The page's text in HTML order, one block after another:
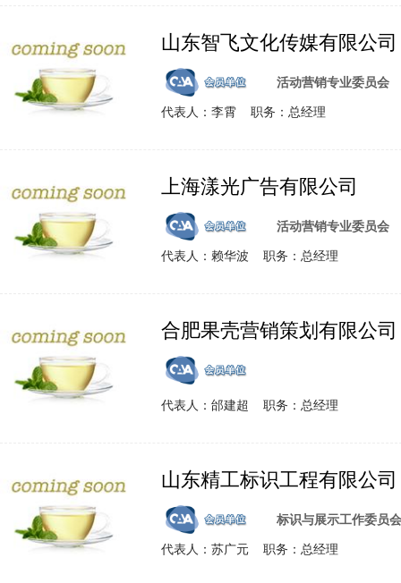
山东智飞文化传媒有限公司
活动营销专业委员会
代表人：李霄 职务：总经理
上海漾光广告有限公司
活动营销专业委员会
代表人：赖华波 职务：总经理
合肥果壳营销策划有限公司
代表人：邰建超 职务：总经理
山东精工标识工程有限公司
标识与展示工作委员
代表人：苏广元 职务：总经理